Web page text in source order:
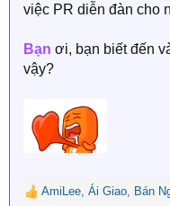
việc PR diễn đàn cho
Bạn ơi, bạn biết đến
vậy?
R
AmiLee Ái Giao Bán